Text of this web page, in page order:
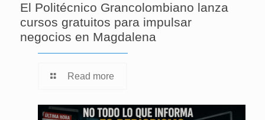
El Politécnico Grancolombiano lanza
cursos gratuitos para impulsar
negocios en Magdalena
Read more